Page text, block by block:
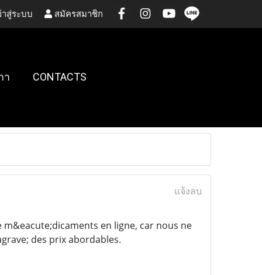
สู่ระบบ สมัครสมาชิก
า CONTACTS
แจ้งลบ
en ligne, car nous ne
des prix abordables.